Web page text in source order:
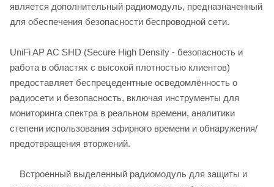
является дополнительный радиомодуль, предназначенный
для обеспечения безопасности беспроводной сети.
UniFi AP AC SHD (Secure High Density - безопасность и
работа в областях с высокой плотностью клиентов)
предоставляет беспрецедентные осведомлённость о
радиосети и безопасность, включая инструменты для
мониторинга спектра в реальном времени, аналитики
степени использования эфирного времени и обнаружения/
предотвращения вторжений.
Встроенный выделенный радиомодуль для защиты и